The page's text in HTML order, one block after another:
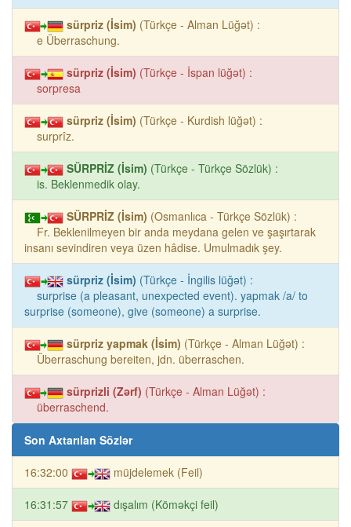
sürpriz (İsim) (Türkçe - Alman Lüğət) :
e Überraschung.
sürpriz (İsim) (Türkçe - İspan lüğət) :
sorpresa
sürpriz (İsim) (Türkçe - Kurdish lüğət) :
surprîz.
SÜRPRİZ (İsim) (Türkçe - Türkçe Sözlük) :
is. Beklenmedik olay.
SÜRPRİZ (İsim) (Osmanlıca - Türkçe Sözlük) :
Fr. Beklenilmeyen bir anda meydana gelen ve şaşırtarak
insanı sevindiren veya üzen hâdise. Umulmadık şey.
sürpriz (İsim) (Türkçe - İngilis lüğət) :
surprise (a pleasant, unexpected event). yapmak /a/ to
surprise (someone), give (someone) a surprise.
sürpriz yapmak (İsim) (Türkçe - Alman Lüğət) :
Überraschung bereiten, jdn. überraschen.
sürprizli (Zərf) (Türkçe - Alman Lüğət) :
überraschend.
Son Axtarılan Sözlər
16:32:00 müjdelemek (Feil)
16:31:57 dışalım (Köməkçi feil)